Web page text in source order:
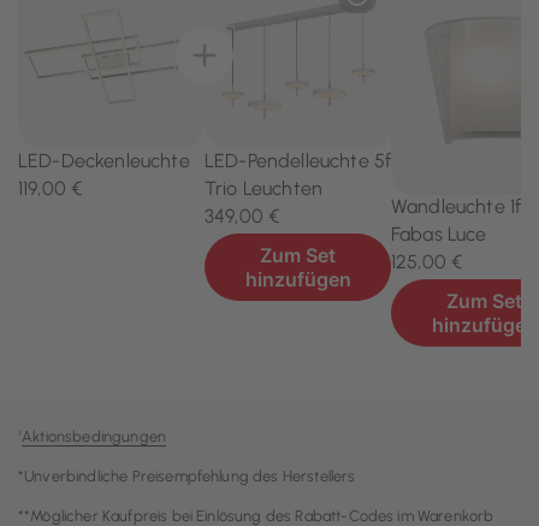
¹Aktionsbedingungen
*Unverbindliche Preisempfehlung des Herstellers
**Möglicher Kaufpreis bei Einlösung des Rabatt-Codes im Warenkorb